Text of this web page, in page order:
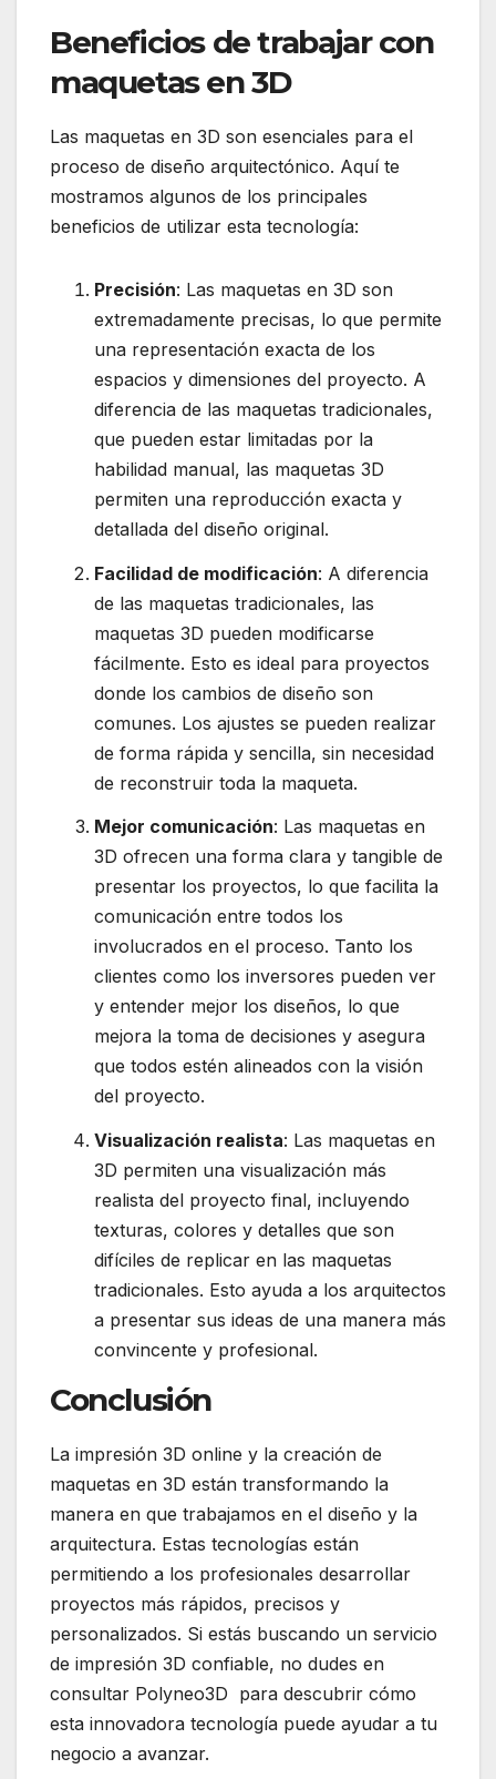
Beneficios de trabajar con
maquetas en 3D
Las maquetas en 3D son esenciales para el
proceso de diseño arquitectónico. Aquí te
mostramos algunos de los principales
beneficios de utilizar esta tecnología:
Precisión: Las maquetas en 3D son
extremadamente precisas, lo que permite
una representación exacta de los
espacios y dimensiones del proyecto. A
diferencia de las maquetas tradicionales,
que pueden estar limitadas por la
habilidad manual, las maquetas 3D
permiten una reproducción exacta y
detallada del diseño original.
Facilidad de modificación: A diferencia
de las maquetas tradicionales, las
maquetas 3D pueden modificarse
fácilmente. Esto es ideal para proyectos
donde los cambios de diseño son
comunes. Los ajustes se pueden realizar
de forma rápida y sencilla, sin necesidad
de reconstruir toda la maqueta.
Mejor comunicación: Las maquetas en
3D ofrecen una forma clara y tangible de
presentar los proyectos, lo que facilita la
comunicación entre todos los
involucrados en el proceso. Tanto los
clientes como los inversores pueden ver
y entender mejor los diseños, lo que
mejora la toma de decisiones y asegura
que todos estén alineados con la visión
del proyecto.
Visualización realista: Las maquetas en
3D permiten una visualización más
realista del proyecto final, incluyendo
texturas, colores y detalles que son
difíciles de replicar en las maquetas
tradicionales. Esto ayuda a los arquitectos
a presentar sus ideas de una manera más
convincente y profesional.
Conclusión
La impresión 3D online y la creación de
maquetas en 3D están transformando la
manera en que trabajamos en el diseño y la
arquitectura. Estas tecnologías están
permitiendo a los profesionales desarrollar
proyectos más rápidos, precisos y
personalizados. Si estás buscando un servicio
de impresión 3D confiable, no dudes en
consultar Polyneo3D para descubrir cómo
esta innovadora tecnología puede ayudar a tu
negocio a avanzar.